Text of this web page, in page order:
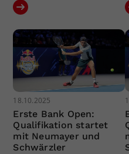
18.10.2025
Erste Bank Open:
Qualifikation startet
mit Neumayer und
Schwärzler